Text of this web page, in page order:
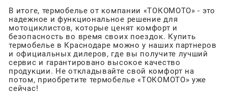
В итоге, термобелье от компании «ТОКОМОТО» - это
надежное и функциональное решение для
мотоциклистов, которые ценят комфорт и
безопасность во время своих поездок. Купить
термобелье в Краснодаре можно у наших партнеров
и официальных дилеров, где вы получите лучший
сервис и гарантировано высокое качество
продукции. Не откладывайте свой комфорт на
потом, приобретите термобелье «ТОКОМОТО» уже
сейчас!